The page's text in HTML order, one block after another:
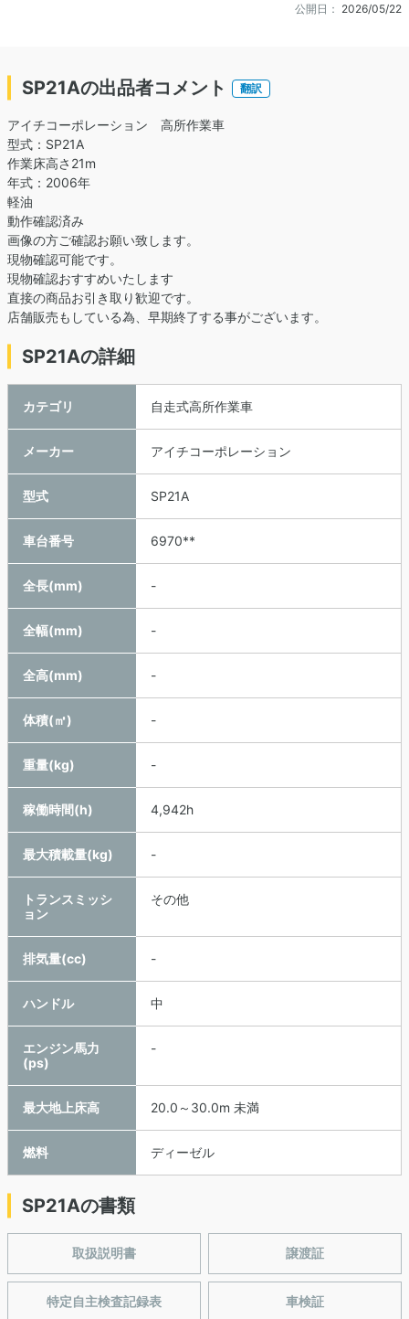
公開日： 2026/05/22
SP21Aの出品者コメント 翻訳
アイチコーポレーション 高所作業車
型式：SP21A
作業床高さ21m
年式：2006年
軽油
動作確認済み
画像の方ご確認お願い致します。
現物確認可能です。
現物確認おすすめいたします
直接の商品お引き取り歓迎です。
店舗販売もしている為、早期終了する事がございます。
SP21Aの詳細
カテゴリ 自走式高所作業車
メーカー アイチコーポレーション
型式 SP21A
車台番号 6970**
全長(mm) -
全幅(mm) -
全高(mm) -
体積(㎥) -
重量(kg) -
稼働時間(h) 4,942h
最大積載量(kg) -
トランスミッシ
ョン
その他
排気量(cc) -
ハンドル 中
エンジン馬力
(ps)
-
最大地上床高 20.0～30.0m 未満
燃料 ディーゼル
SP21Aの書類
取扱説明書 譲渡証
特定自主検査記録表 車検証